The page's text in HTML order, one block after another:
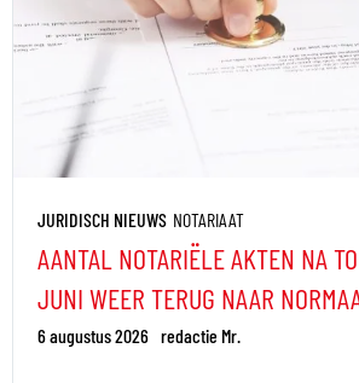
JURIDISCH NIEUWS NOTARIAAT
AANTAL NOTARIËLE AKTEN NA
JUNI WEER TERUG NAAR
6 augustus 2026 redactie Mr.